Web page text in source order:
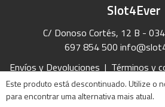
Este produto está descontinuado. Utilize o
para encontrar uma alternativa mais atual.
Slot4Ever
C/ Donoso Cortés, 12 B -
697 854 500
Envíos y Devoluciones | Términos y
Frecuentes |